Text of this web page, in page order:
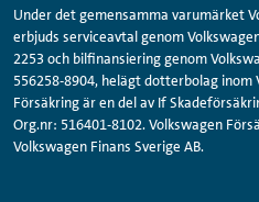
Under det gemensamma varumärket
erbjuds serviceavtal genom
2253 och bilfinansiering genom
556258-8904, helägt dotterbolag inom
Försäkring är en del av If
Org.nr: 516401-8102. Volkswagen
Volkswagen Finans Sverige AB.